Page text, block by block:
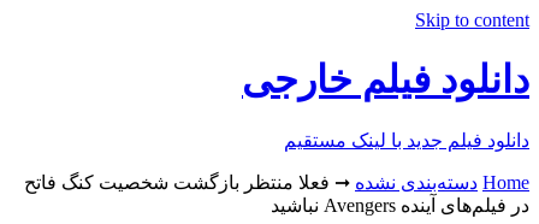
Skip to content
دانلود فیلم خارجی
دانلود فیلم جدید با لینک مستقیم
Home دسته‌بندی نشده ➞ فعلا منتظر بازگشت شخصیت کنگ فاتح
در فیلم‌های آینده Avengers نباشید